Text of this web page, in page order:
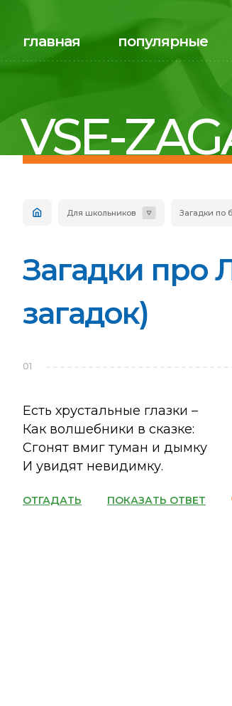
главная популярные
VSE-
Для школьников Загадки по
Загадки про
загадок)
01
Есть хрустальные глазки –
Как волшебники в сказке:
Сгонят вмиг туман и дымку
И увидят невидимку.
ОТГАДАТЬ ПОКАЗАТЬ ОТВЕТ